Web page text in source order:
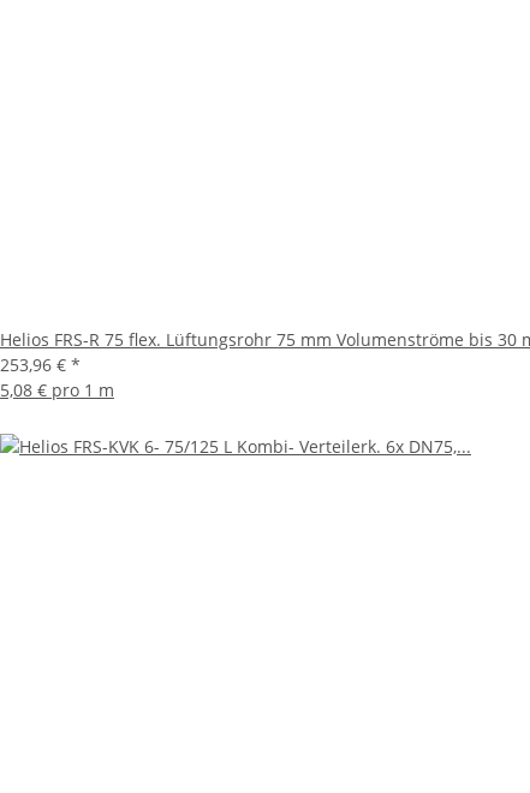
Helios FRS-R 75 flex. Lüftungsrohr 75 mm Volumenströme bis 30
253,96 € *
5,08 € pro 1 m